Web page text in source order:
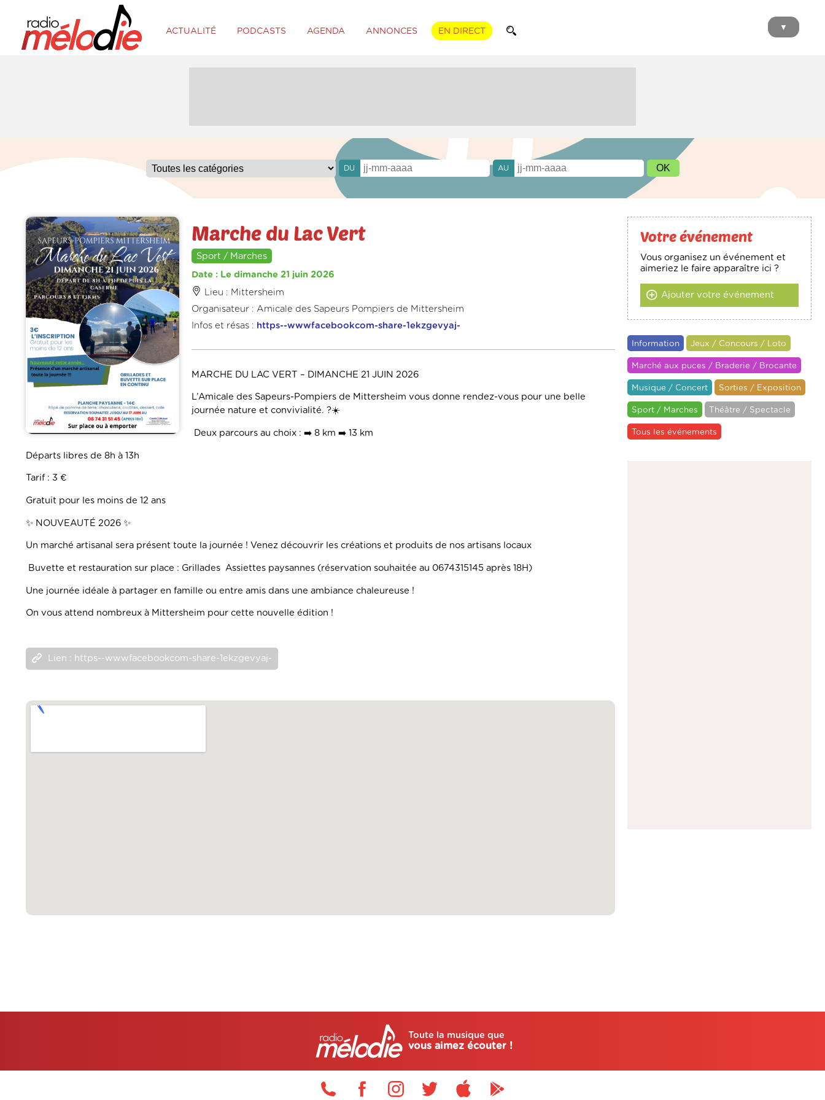
ACTUALITÉ PODCASTS AGENDA ANNONCES EN DIRECT ▼
DU AU
Marche du Lac Vert
Sport / Marches
Date : Le dimanche 21 juin 2026
Lieu : Mittersheim
Organisateur : Amicale des Sapeurs Pompiers de Mittersheim
Infos et résas : https--wwwfacebookcom-share-1ekzgevyaj-
MARCHE DU LAC VERT – DIMANCHE 21 JUIN 2026
L’Amicale des Sapeurs-Pompiers de Mittersheim vous donne rendez-vous pour une belle
journée nature et convivialité. ?☀️
Deux parcours au choix : ➡️ 8 km ➡️ 13 km
Départs libres de 8h à 13h
Tarif : 3 €
Gratuit pour les moins de 12 ans
✨ NOUVEAUTÉ 2026 ✨
Un marché artisanal sera présent toute la journée ! Venez découvrir les créations et produits de nos artisans locaux
Buvette et restauration sur place : Grillades Assiettes paysannes (réservation souhaitée au 0674315145 après 18H)
Une journée idéale à partager en famille ou entre amis dans une ambiance chaleureuse !
On vous attend nombreux à Mittersheim pour cette nouvelle édition !
Lien : https--wwwfacebookcom-share-1ekzgevyaj-
Votre événement
Vous organisez un événement et
aimeriez le faire apparaître ici ?
Ajouter votre événement
Information Jeux / Concours / Loto
Marché aux puces / Braderie / Brocante
Musique / Concert Sorties / Exposition
Sport / Marches Théâtre / Spectacle
Tous les événements
Toute la musique que
vous aimez écouter !